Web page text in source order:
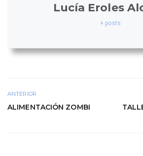
Lucía Eroles
+ posts
ANTERIOR
ALIMENTACIÓN ZOMBI